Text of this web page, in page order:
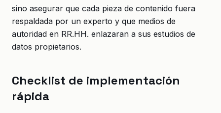
sino asegurar que cada pieza de contenido fuera
respaldada por un experto y que medios de
autoridad en RR.HH. enlazaran a sus estudios de
datos propietarios.
Checklist de implementación
rápida